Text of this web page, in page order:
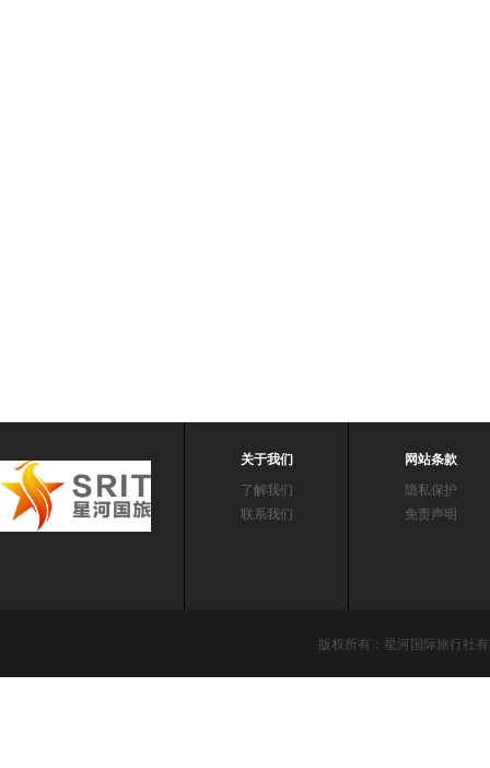
关于我们
了解我们
联系我们
网站条款
隐私保护
免责声明
版权所有：星河国际旅行社